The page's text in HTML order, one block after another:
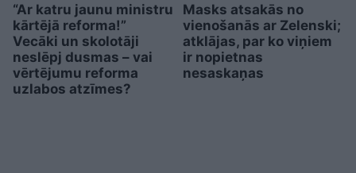
“Ar katru jaunu ministru
kārtējā reforma!”
Vecāki un skolotāji
neslēpj dusmas – vai
vērtējumu reforma
uzlabos atzīmes?
Masks atsakās no
vienošanās ar Zelenski;
atklājas, par ko viņiem
ir nopietnas
nesaskaņas